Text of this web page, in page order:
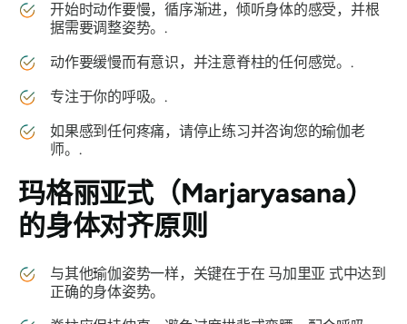
开始时动作要慢，循序渐进，倾听身体的感受，并根
据需要调整姿势。.
动作要缓慢而有意识，并注意脊柱的任何感觉。.
专注于你的呼吸。.
如果感到任何疼痛，请停止练习并咨询您的瑜伽老
师。.
玛格丽亚式（Marjaryasana）
的身体对齐原则
与其他瑜伽姿势一样，关键在于在 马加里亚 式中达到
正确的身体姿势。